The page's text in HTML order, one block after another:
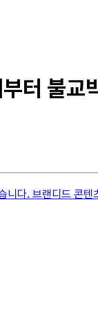
터 불교
니다. 브랜디드 콘